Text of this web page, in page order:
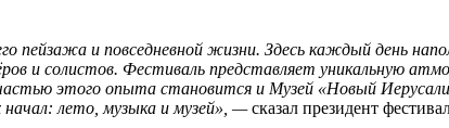
пейзажа и повседневной жизни. Здесь каждый день
и солистов. Фестиваль представляет уникальную
этого опыта становится и Музей «Новый
лето, музыка и музей», —сказал президент